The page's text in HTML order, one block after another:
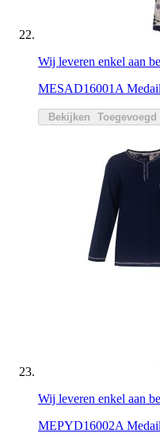
Wij leveren enkel aan
MESAD16001A
Bekijken
Wij leveren enkel aan
MEPYD16002A